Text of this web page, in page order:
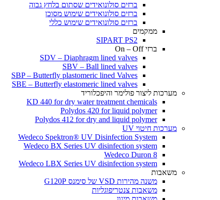
ברזים סולונואידים שסתום בלחץ גבוה
ברזים סולונואידים שימוש מסוכן
ברזים סולונואידים שימוש כללי
ממקמים
SIPART PS2
ברזי On – Off
SDV – Diaphragm lined valves
SBV – Ball lined valves
SBP – Butterfly plastomeric lined Valves
SBE – Butterfly elastomeric lined valves
מערכות ליצור פולימר והיפכלוריד
KD 440 for dry water treatment chemicals
Polydos 420 for liquid polymer
Polydos 412 for dry and liquid polymer
מערכות חיטוי UV
Wedeco Spektron® UV Disinfection System
Wedeco BX Series UV disinfection system
Wedeco Duron 8
Wedeco LBX Series UV disinfection system
משאבות
משנה מהירות VSD של סימנס G120P
משאבות צנטריפוגליות